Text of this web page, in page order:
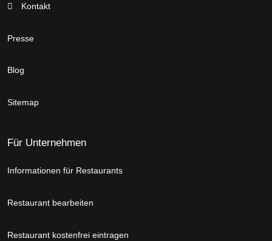
Kontakt
Presse
Blog
Sitemap
Für Unternehmen
Informationen für Restaurants
Restaurant bearbeiten
Restaurant kostenfrei eintragen